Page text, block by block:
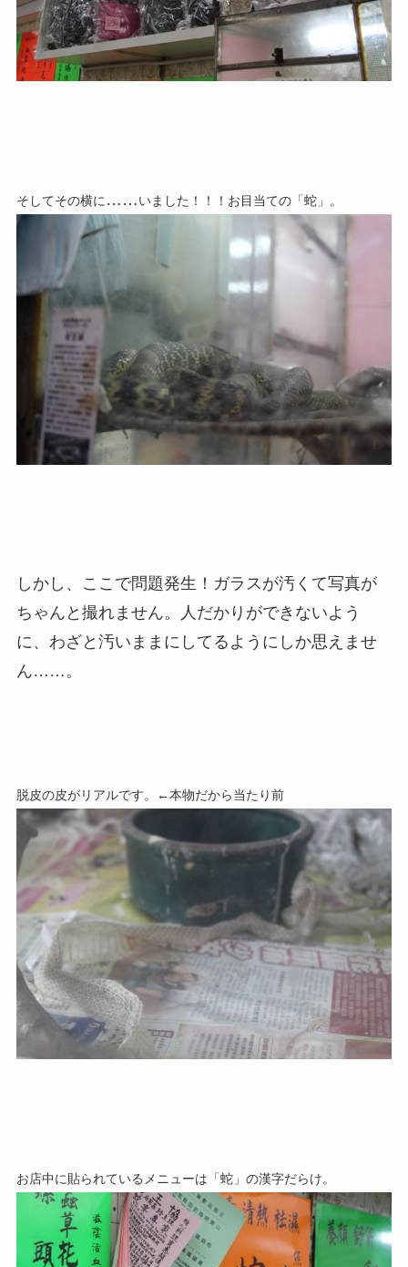
そしてその横に ……いました！！！お目当ての「蛇」。
しかし、ここで問題発生！ガラスが汚くて写真が
ちゃんと撮れません。人だかりができないよう
に、わざと汚いままにしてるようにしか思えませ
ん…… 。
脱皮の皮がリアルです。←本物だから当たり前
お店中に貼られているメニューは「蛇」の漢字だらけ。